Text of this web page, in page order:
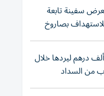
سفينة تابعة
بصاروخ
«هرمز»
اقترض 65 ألف درهم ليردها خلال
من السداد